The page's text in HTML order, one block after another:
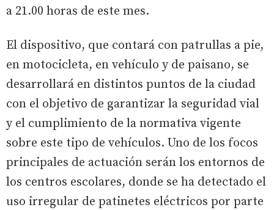
a 21.00 horas de este mes.
El dispositivo, que contará con patrullas a pie,
en motocicleta, en vehículo y de paisano, se
desarrollará en distintos puntos de la ciudad
con el objetivo de garantizar la seguridad vial
y el cumplimiento de la normativa vigente
sobre este tipo de vehículos. Uno de los focos
principales de actuación serán los entornos de
los centros escolares, donde se ha detectado el
uso irregular de patinetes eléctricos por parte